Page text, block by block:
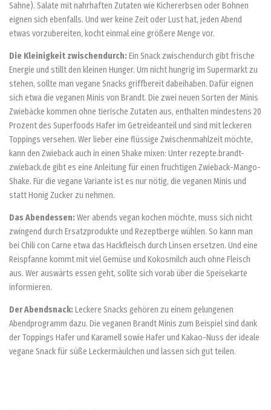
Sahne). Salate mit nahrhaften Zutaten wie Kichererbsen oder Bohnen
eignen sich ebenfalls. Und wer keine Zeit oder Lust hat, jeden Abend
etwas vorzubereiten, kocht einmal eine größere Menge vor.
Die Kleinigkeit zwischendurch: Ein Snack zwischendurch gibt frische
Energie und stillt den kleinen Hunger. Um nicht hungrig im Supermarkt zu
stehen, sollte man vegane Snacks griffbereit dabeihaben. Dafür eignen
sich etwa die veganen Minis von Brandt. Die zwei neuen Sorten der Minis
Zwiebäcke kommen ohne tierische Zutaten aus, enthalten mindestens 20
Prozent des Superfoods Hafer im Getreideanteil und sind mit leckeren
Toppings versehen. Wer lieber eine flüssige Zwischenmahlzeit möchte,
kann den Zwieback auch in einen Shake mixen: Unter rezepte.brandt-
zwieback.de gibt es eine Anleitung für einen fruchtigen Zwieback-Mango-
Shake. Für die vegane Variante ist es nur nötig, die veganen Minis und
statt Honig Zucker zu nehmen.
Das Abendessen: Wer abends vegan kochen möchte, muss sich nicht
zwingend durch Ersatzprodukte und Rezeptberge wühlen. So kann man
bei Chili con Carne etwa das Hackfleisch durch Linsen ersetzen. Und eine
Reispfanne kommt mit viel Gemüse und Kokosmilch auch ohne Fleisch
aus. Wer auswärts essen geht, sollte sich vorab über die Speisekarte
informieren.
Der Abendsnack: Leckere Snacks gehören zu einem gelungenen
Abendprogramm dazu. Die veganen Brandt Minis zum Beispiel sind dank
der Toppings Hafer und Karamell sowie Hafer und Kakao-Nuss der ideale
vegane Snack für süße Leckermäulchen und lassen sich gut teilen.